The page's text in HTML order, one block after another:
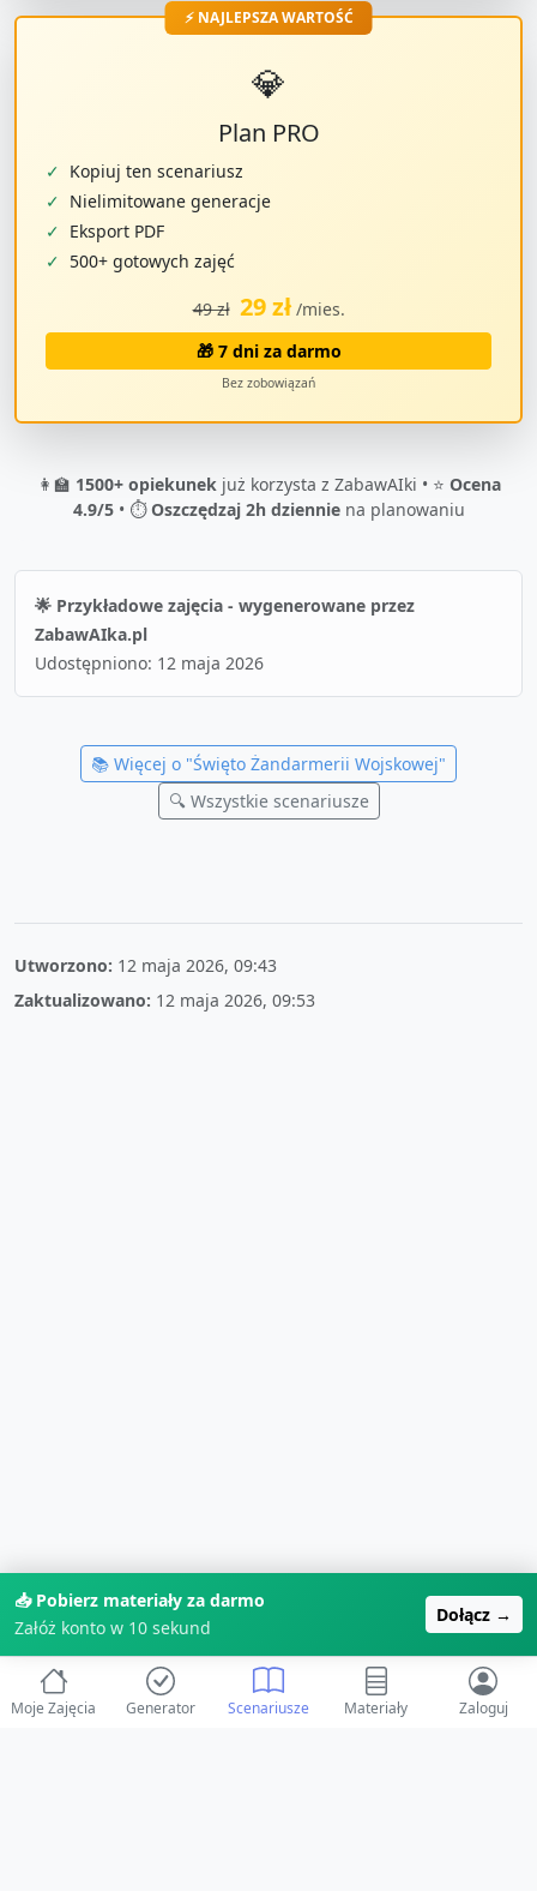
⚡ NAJLEPSZA WARTOŚĆ
💎
Plan PRO
✓ Kopiuj ten scenariusz
✓ Nielimitowane generacje
✓ Eksport PDF
✓ 500+ gotowych zajęć
49 zł 29 zł /mies.
🎁 7 dni za darmo
Bez zobowiązań
👩‍🏫 1500+ opiekunekjuż korzysta z ZabawAIki • ⭐ Ocena
4.9/5• ⏱️Oszczędzaj 2h dzienniena planowaniu
🌟 Przykładowe zajęcia - wygenerowane przez
ZabawAIka.pl
Udostępniono: 12 maja 2026
📚 Więcej o "Święto Żandarmerii Wojskowej"
🔍 Wszystkie scenariusze
Utworzono: 12 maja 2026, 09:43
Zaktualizowano: 12 maja 2026, 09:53
📥 Pobierz materiały za darmo
Załóż konto w 10 sekund
Dołącz →
Moje Zajęcia Generator Scenariusze Materiały Zaloguj